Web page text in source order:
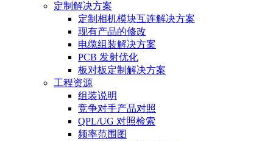
定制解决方案
定制相机模块互连解决方案
现有产品的修改
电缆组装解决方案
PCB 发射优化
板对板定制解决方案
工程资源
组装说明
竞争对手产品对照
QPL/UG 对照检索
频率范围图